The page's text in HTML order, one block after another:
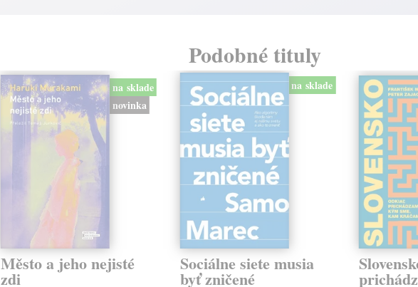
Podobné tituly
na sklade
novinka
Město a jeho nejisté
zdi
na sklade
Sociálne siete musia
byť zničené